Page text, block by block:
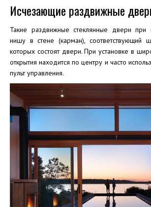
Исчезающие раздвижные
Такие раздвижные стеклянные двери при
нишу в стене (карман), соответствующий
которых состоят двери. При установке в
открытия находится по центру и часто
пульт управления.